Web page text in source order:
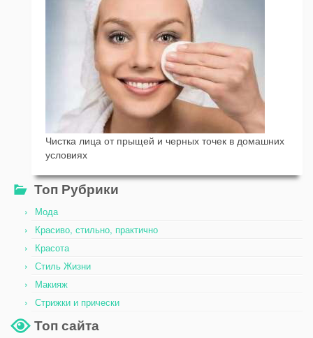
Чистка лица от прыщей и черных точек в домашних
условиях
Топ Рубрики
Мода
Красиво, стильно, практично
Красота
Стиль Жизни
Макияж
Стрижки и прически
Топ сайта